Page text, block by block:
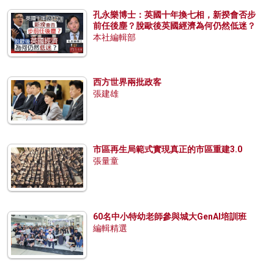
孔永樂博士：英國十年換七相，新揆會否步
前任後塵？脫歐後英國經濟為何仍然低迷？
本社編輯部
西方世界兩批政客
張建雄
市區再生局範式實現真正的市區重建3.0
張量童
60名中小特幼老師參與城大GenAI培訓班
編輯精選